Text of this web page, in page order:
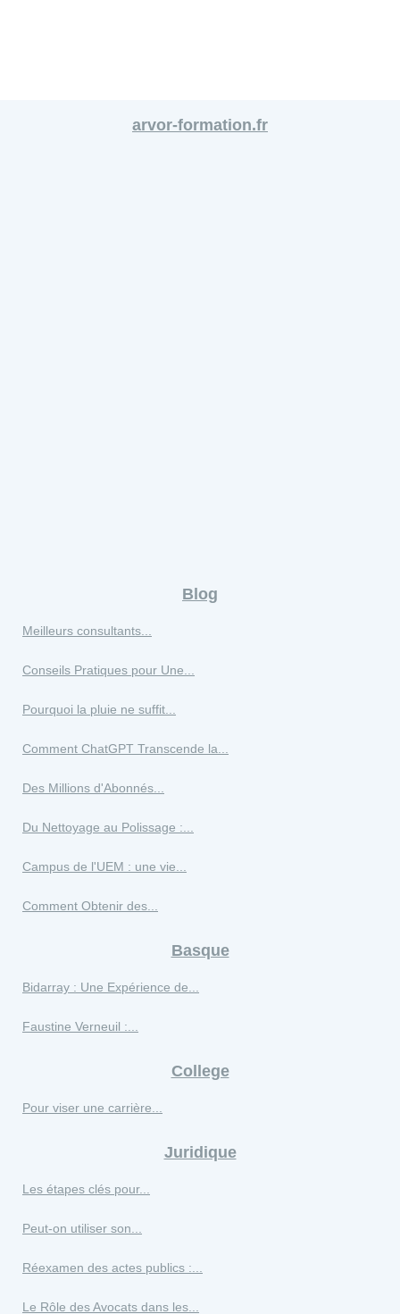
arvor-formation.fr
Blog
Meilleurs consultants...
Conseils Pratiques pour Une...
Pourquoi la pluie ne suffit...
Comment ChatGPT Transcende la...
Des Millions d'Abonnés...
Du Nettoyage au Polissage :...
Campus de l'UEM : une vie...
Comment Obtenir des...
Basque
Bidarray : Une Expérience de...
Faustine Verneuil :...
College
Pour viser une carrière...
Juridique
Les étapes clés pour...
Peut-on utiliser son...
Réexamen des actes publics :...
Le Rôle des Avocats dans les...